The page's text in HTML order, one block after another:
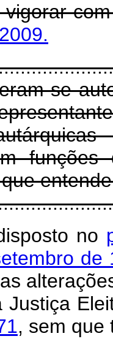
se
funções
no
de
Justiça
, sem que